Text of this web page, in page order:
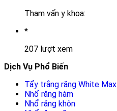
Tham vấn y khoa:
*
207 lượt xem
Dịch Vụ Phổ Biến
Tẩy trắng răng White Max
Nhổ răng hàm
Nhổ răng khôn